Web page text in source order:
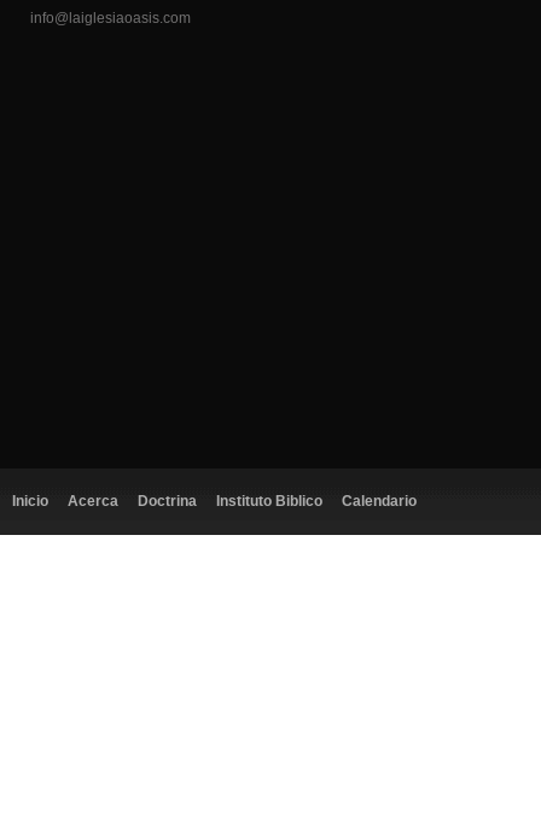
info@laiglesiaoasis.com
Inicio Acerca Doctrina Instituto Biblico Calendario